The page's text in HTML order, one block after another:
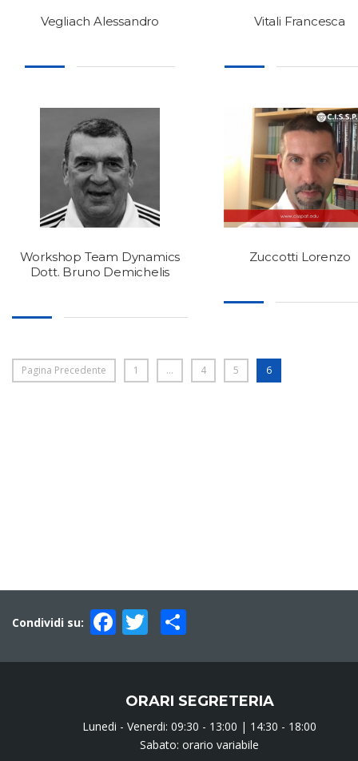
Vegliach Alessandro Vitali Francesca
Workshop Team Dynamics
Dott. Bruno Demichelis
Zuccotti Lorenzo
Pagina Precedente 1 … 4 5 6
Condividi su: Facebook
Twitter
ORARI SEGRETERIA
Lunedi - Venerdi: 09:30 - 13:00 | 14:30 - 18:00
Sabato: orario variabile